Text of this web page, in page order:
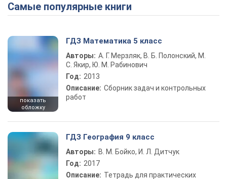
Самые популярные книги
показать
обложку
ГДЗ Математика 5 класс
Авторы: А. Г. Мерзляк, В. Б. Полонский, М.
С. Якир, Ю. М. Рабинович
Год: 2013
Описание: Сборник задач и контрольных
работ
ГДЗ География 9 класс
Авторы: В. М. Бойко, И. Л. Дитчук
Год: 2017
Описание: Тетрадь для практических